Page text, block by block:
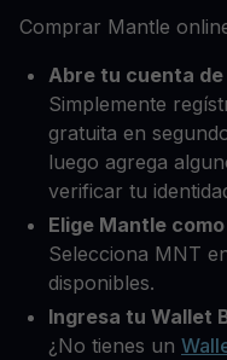
Comprar Mantle
Abre tu cuenta de
Simplemente
gratuita en
luego agrega
verificar tu
Elige Mantle
Selecciona MNT
disponibles.
Ingresa tu Wallet
¿No tienes un